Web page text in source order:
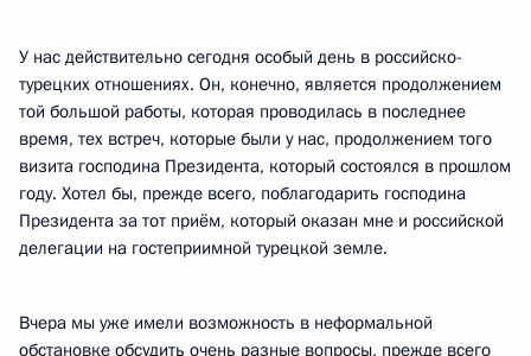
У нас действительно сегодня особый день в российско-
турецких отношениях. Он, конечно, является продолжением
той большой работы, которая проводилась в последнее
время, тех встреч, которые были у нас, продолжением того
визита господина Президента, который состоялся в прошлом
году. Хотел бы, прежде всего, поблагодарить господина
Президента за тот приём, который оказан мне и российской
делегации на гостеприимной турецкой земле.
Вчера мы уже имели возможность в неформальной
обстановке обсудить очень разные вопросы, прежде всего